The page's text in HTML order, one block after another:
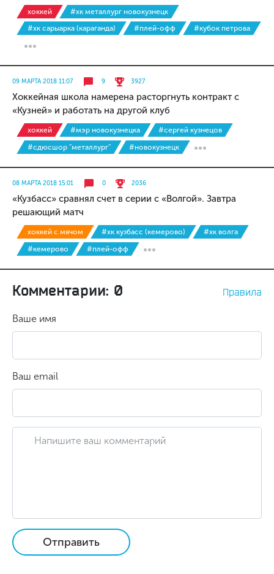
хоккей
#хк металлург новокузнецк
#хк сарыарка (караганда)
#плей-офф #кубок петрова
09 МАРТА 2018 11:07 9 3927
Хоккейная школа намерена расторгнуть контракт с
«Кузней» и работать на другой клуб
хоккей #мэр новокузнецка
#сергей кузнецов
#сдюсшор "металлург"
#новокузнецк
08 МАРТА 2018 15:01 0 2036
«Кузбасс» сравнял счет в серии с «Волгой». Завтра
решающий матч
хоккей с мячом #хк кузбасс (кемерово)
#хк волга
#кемерово
#плей-офф
Комментарии: 0 Правила
Ваше имя
Ваш email
Отправить